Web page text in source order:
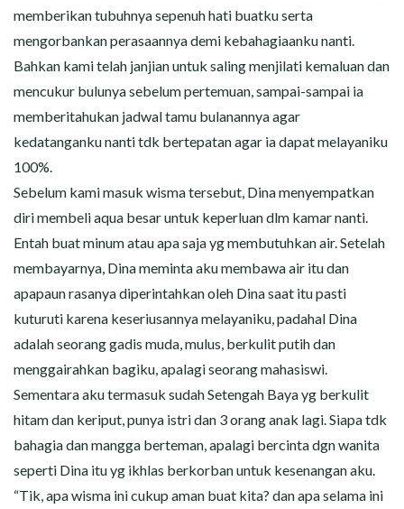
memberikan tubuhnya sepenuh hati buatku serta
mengorbankan perasaannya demi kebahagiaanku nanti.
Bahkan kami telah janjian untuk saling menjilati kemaluan dan
mencukur bulunya sebelum pertemuan, sampai-sampai ia
memberitahukan jadwal tamu bulanannya agar
kedatanganku nanti tdk bertepatan agar ia dapat melayaniku
100%.
Sebelum kami masuk wisma tersebut, Dina menyempatkan
diri membeli aqua besar untuk keperluan dlm kamar nanti.
Entah buat minum atau apa saja yg membutuhkan air. Setelah
membayarnya, Dina meminta aku membawa air itu dan
apapaun rasanya diperintahkan oleh Dina saat itu pasti
kuturuti karena keseriusannya melayaniku, padahal Dina
adalah seorang gadis muda, mulus, berkulit putih dan
menggairahkan bagiku, apalagi seorang mahasiswi.
Sementara aku termasuk sudah Setengah Baya yg berkulit
hitam dan keriput, punya istri dan 3 orang anak lagi. Siapa tdk
bahagia dan mangga berteman, apalagi bercinta dgn wanita
seperti Dina itu yg ikhlas berkorban untuk kesenangan aku.
“Tik, apa wisma ini cukup aman buat kita? dan apa selama ini